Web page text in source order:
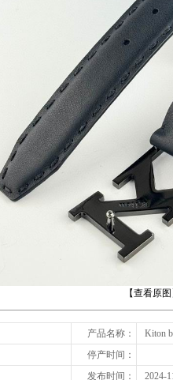
【查看原
下一张
产品名称：
Kiton
停产时间：
发布时间：
2024-